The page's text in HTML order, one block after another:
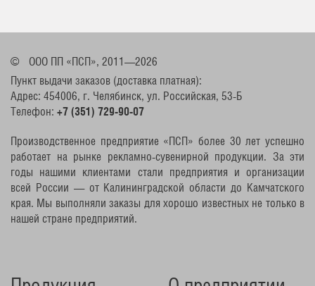
©
ООО ПП «ПСП», 2011—2026
Пункт выдачи заказов (доставка платная):
Адрес: 454006, г. Челябинск, ул. Российская, 53-Б
Телефон: +7 (351) 729-90-07
Производственное предприятие «ПСП» более 30 лет успешно
работает на рынке рекламно-сувенирной продукции. За эти
годы нашими клиентами стали предприятия и организации
всей России — от Калининградской области до Камчатского
края. Мы выполняли заказы для хорошо известных не только в
нашей стране предприятий.